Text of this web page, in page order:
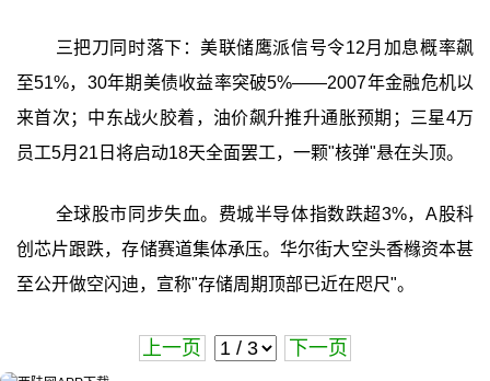
三把刀同时落下：美联储鹰派信号令12月加息概率飙
至51%，30年期美债收益率突破5%——2007年金融危机以
来首次；中东战火胶着，油价飙升推升通胀预期；三星4万
员工5月21日将启动18天全面罢工，一颗"核弹"悬在头顶。
全球股市同步失血。费城半导体指数跌超3%，A股科
创芯片跟跌，存储赛道集体承压。华尔街大空头香橼资本甚
至公开做空闪迪，宣称"存储周期顶部已近在咫尺"。
上一页 下一页